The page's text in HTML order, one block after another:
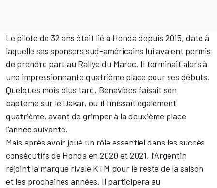
Le pilote de 32 ans était lié à Honda depuis 2015, date à
laquelle ses sponsors sud-américains lui avaient permis
de prendre part au Rallye du Maroc. Il terminait alors à
une impressionnante quatrième place pour ses débuts.
Quelques mois plus tard, Benavídes faisait son
baptême sur le Dakar, où il finissait également
quatrième, avant de grimper à la deuxième place
l’année suivante.
Mais après avoir joué un rôle essentiel dans les succès
consécutifs de Honda en 2020 et 2021, l’Argentin
rejoint la marque rivale KTM pour le reste de la saison
et les prochaines années. Il participera au